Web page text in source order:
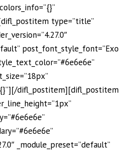
type=”title”
post_font_style_font=”Exo
difl_postitem][difl_postitem
_module_preset=”default”